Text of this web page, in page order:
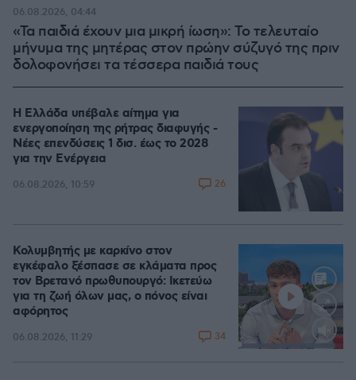
«Τα παιδιά έχουν μια μικρή ίωση»: Το τελευταίο
μήνυμα της μητέρας στον πρώην σύζυγό της πριν
δολοφονήσει τα τέσσερα παιδιά τους
06.08.2026, 04:44
Η Ελλάδα υπέβαλε αίτημα για
ενεργοποίηση της ρήτρας διαφυγής -
Νέες επενδύσεις 1 δισ. έως το 2028
για την Ενέργεια
06.08.2026, 10:59 26
Loaded
Κολυμβητής με καρκίνο στον
εγκέφαλο ξέσπασε σε κλάματα προς
τον Βρετανό πρωθυπουργό: Ικετεύω
για τη ζωή όλων μας, ο πόνος είναι
αφόρητος
06.08.2026, 11:29 34